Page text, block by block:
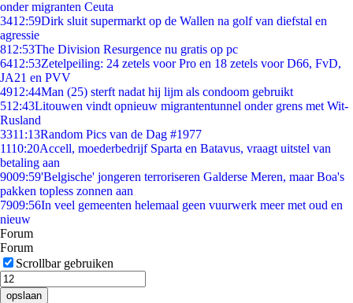
onder migranten Ceuta
3412:59Dirk sluit supermarkt op de Wallen na golf van diefstal en
agressie
812:53The Division Resurgence nu gratis op pc
6412:53Zetelpeiling: 24 zetels voor Pro en 18 zetels voor D66, FvD,
JA21 en PVV
4912:44Man (25) sterft nadat hij lijm als condoom gebruikt
512:43Litouwen vindt opnieuw migrantentunnel onder grens met Wit-
Rusland
3311:13Random Pics van de Dag #1977
1110:20Accell, moederbedrijf Sparta en Batavus, vraagt uitstel van
betaling aan
9009:59'Belgische' jongeren terroriseren Galderse Meren, maar Boa's
pakken topless zonnen aan
7909:56In veel gemeenten helemaal geen vuurwerk meer met oud en
nieuw
Forum
Forum
Scrollbar gebruiken
opslaan